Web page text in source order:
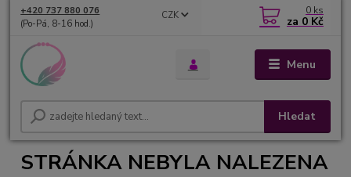
Menu
CZK
Hledat
+420 737 880 076
(Po-Pá, 8-16 hod.)
0 ks
za 0 Kč
STRÁNKA NEBYLA NALEZENA